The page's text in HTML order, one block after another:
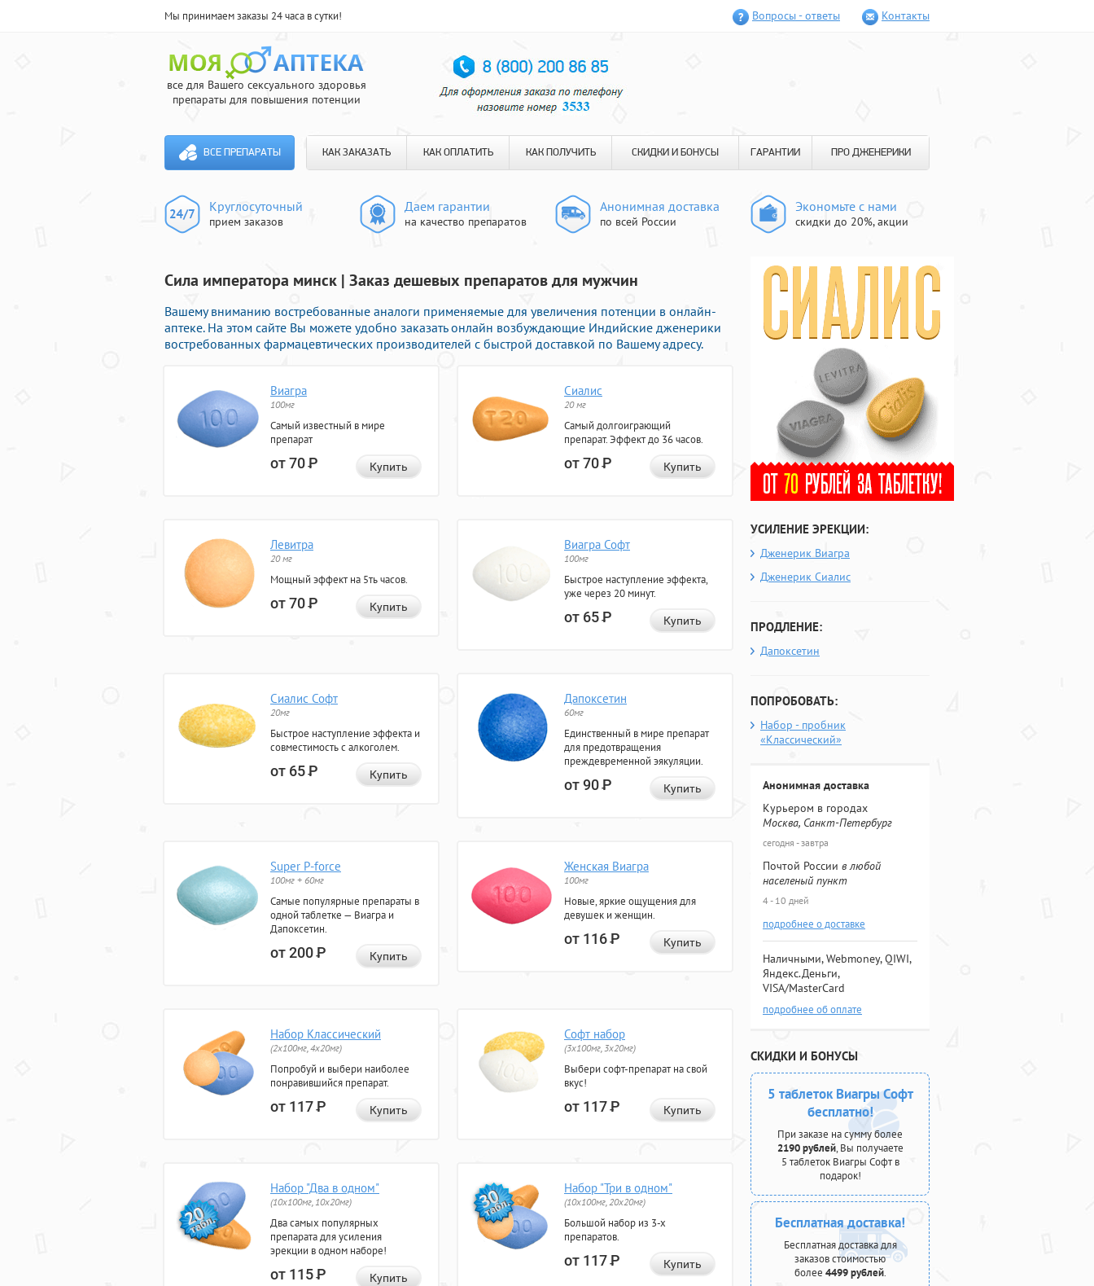
Мы принимаем заказы 24 часа в сутки! Вопросы - ответы Контакты
все для Вашего сексуального здоровья
препараты для повышения потенции
ВСЕ ПРЕПАРАТЫ КАК ЗАКАЗАТЬ КАК ОПЛАТИТЬ КАК ПОЛУЧИТЬ СКИДКИ И БОНУСЫ ГАРАНТИИ ПРО ДЖЕНЕРИКИ
Круглосуточный
прием заказов
Даем гарантии
на качество препаратов
Анонимная доставка
по всей России
Экономьте с нами
скидки до 20%, акции
Сила императора минск | Заказ дешевых препаратов для мужчин
Вашему вниманию востребованные аналоги применяемые для увеличения потенции в онлайн-
аптеке. На этом сайте Вы можете удобно заказать онлайн возбуждающие Индийские дженерики
востребованных фармацевтических производителей с быстрой доставкой по Вашему адресу.
Виагра
100мг
Самый известный в мире
препарат
от 70Р Купить
Сиалис
20 мг
Самый долгоиграющий
препарат. Эффект до 36 часов.
от 70Р Купить
Левитра
20 мг
Мощный эффект на 5ть часов.
от 70Р Купить
Виагра Софт
100мг
Быстрое наступление эффекта,
уже через 20 минут.
от 65Р Купить
Сиалис Софт
20мг
Быстрое наступление эффекта и
совместимость с алкоголем.
от 65Р Купить
Дапоксетин
60мг
Единственный в мире препарат
для предотвращения
преждевременной эякуляции.
от 90Р Купить
Super P-force
100мг + 60мг
Самые популярные препараты в
одной таблетке — Виагра и
Дапоксетин.
от 200Р Купить
Женская Виагра
100мг
Новые, яркие ощущения для
девушек и женщин.
от 116Р Купить
Набор Классический
(2x100мг, 4x20мг)
Попробуй и выбери наиболее
понравившийся препарат.
от 117Р Купить
Софт набор
(3x100мг, 3x20мг)
Выбери софт-препарат на свой
вкус!
от 117Р Купить
Набор "Два в одном"
(10x100мг, 10x20мг)
Два самых популярных
препарата для усиления
эрекции в одном наборе!
от 115Р Купить
Набор "Три в одном"
(10x100мг, 20x20мг)
Большой набор из 3-х
препаратов.
от 117Р Купить
УСИЛЕНИЕ ЭРЕКЦИИ:
Дженерик Виагра
Дженерик Сиалис
ПРОДЛЕНИЕ:
Дапоксетин
ПОПРОБОВАТЬ:
Набор - пробник
«Классический»
Анонимная доставка
Курьером в городах
Москва, Санкт-Петербург
сегодня - завтра
Почтой России в любой
населеный пункт
4 - 10 дней
подробнее о доставке
Наличными, Webmoney, QIWI,
Яндекс.Деньги,
VISA/MasterCard
подробнее об оплате
СКИДКИ И БОНУСЫ
5 таблеток Виагры Софт
бесплатно!
При заказе на сумму более
2190 рублей, Вы получаете
5 таблеток Виагры Софт в
подарок!
Бесплатная доставка!
Бесплатная доставка для
заказов стоимостью
более 4499 рублей.